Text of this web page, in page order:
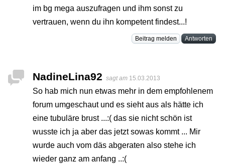
im bg mega auszufragen und ihm sonst zu
vertrauen, wenn du ihn kompetent findest...!
Beitrag melden Antworten
NadineLina92 sagt am 15.03.2013
So hab mich nun etwas mehr in dem empfohlenem
forum umgeschaut und es sieht aus als hätte ich
eine tubuläre brust ...:( das sie nicht schön ist
wusste ich ja aber das jetzt sowas kommt ... Mir
wurde auch vom däs abgeraten also stehe ich
wieder ganz am anfang ..:(